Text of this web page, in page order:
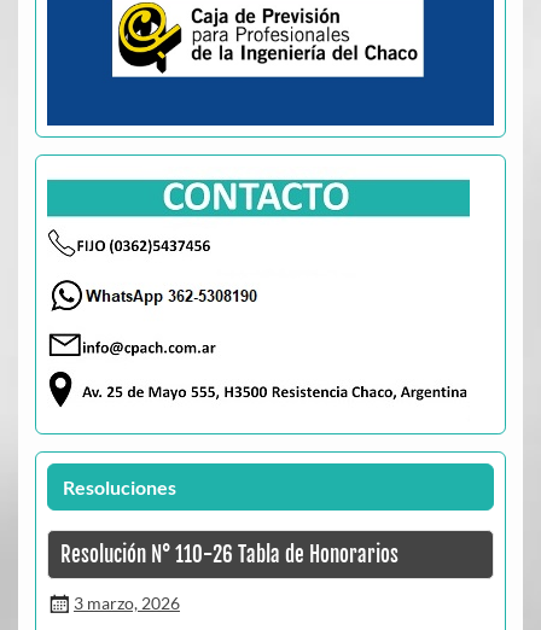
Resoluciones
Resolución N° 110-26 Tabla de Honorarios
3 marzo, 2026